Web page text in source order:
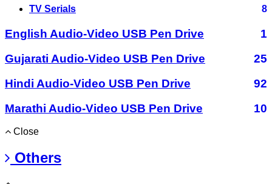
TV Serials 8
English Audio-Video USB Pen Drive
1
Gujarati Audio-Video USB Pen Drive
25
Hindi Audio-Video USB Pen Drive
92
Marathi Audio-Video USB Pen Drive
10
Close
Others